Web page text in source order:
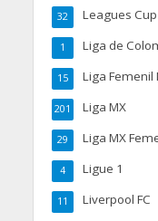
Leagues Cup
32
Liga de
1
Liga Femenil
15
Liga MX
201
Liga MX
29
Ligue 1
4
Liverpool FC
11